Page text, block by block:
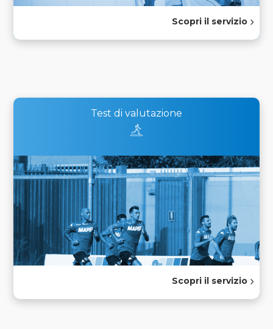
Scopri il servizio
Test di valutazione
Scopri il servizio